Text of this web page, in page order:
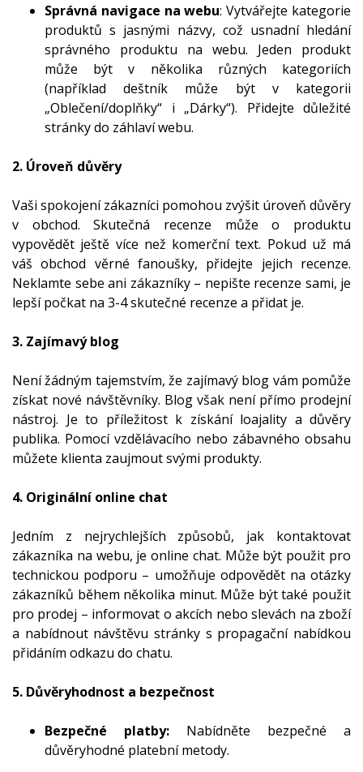
Správná navigace na webu: Vytvářejte kategorie
produktů s jasnými názvy, což usnadní hledání
správného produktu na webu. Jeden produkt
může být v několika různých kategoriích
(například deštník může být v kategorii
„Oblečení/doplňky“ i „Dárky“). Přidejte důležité
stránky do záhlaví webu.
2. Úroveň důvěry
Vaši spokojení zákazníci pomohou zvýšit úroveň důvěry
v obchod. Skutečná recenze může o produktu
vypovědět ještě více než komerční text. Pokud už má
váš obchod věrné fanoušky, přidejte jejich recenze.
Neklamte sebe ani zákazníky – nepište recenze sami, je
lepší počkat na 3-4 skutečné recenze a přidat je.
3. Zajímavý blog
Není žádným tajemstvím, že zajímavý blog vám pomůže
získat nové návštěvníky. Blog však není přímo prodejní
nástroj. Je to příležitost k získání loajality a důvěry
publika. Pomocí vzdělávacího nebo zábavného obsahu
můžete klienta zaujmout svými produkty.
4. Originální online chat
Jedním z nejrychlejších způsobů, jak kontaktovat
zákazníka na webu, je online chat. Může být použit pro
technickou podporu – umožňuje odpovědět na otázky
zákazníků během několika minut. Může být také použit
pro prodej – informovat o akcích nebo slevách na zboží
a nabídnout návštěvu stránky s propagační nabídkou
přidáním odkazu do chatu.
5. Důvěryhodnost a bezpečnost
Bezpečné platby: Nabídněte bezpečné a
důvěryhodné platební metody.